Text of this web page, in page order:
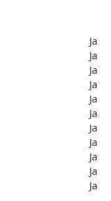
Ja
Ja
Ja
Ja
Ja
Ja
Ja
Ja
Ja
Ja
Ja